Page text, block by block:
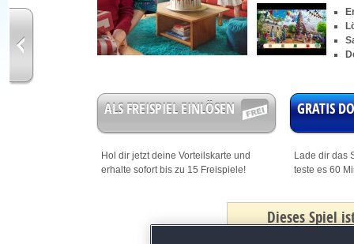
ALS FREISPIEL EINLÖSEN
Hol dir jetzt deine Vorteilskarte und
erhalte sofort bis zu 15 Freispiele!
GRATIS
Lade dir das
teste es 60
Dieses Spiel